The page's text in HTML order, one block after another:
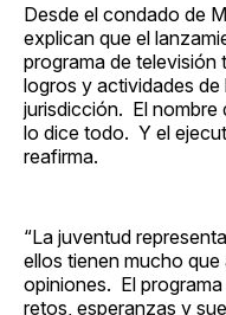
Desde el condado de
explican que el
programa de televisión
logros y actividades
jurisdicción. El nombre
lo dice todo. Y el
reafirma.
“La juventud
ellos tienen mucho
opiniones. El
retos, esperanzas y